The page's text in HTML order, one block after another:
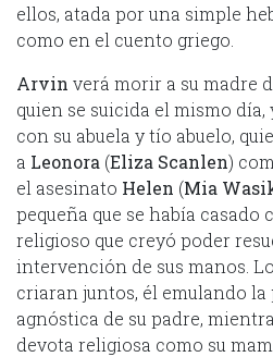
ellos, atada por una simple
como en el cuento griego.
Arvin verá morir a su madre
quien se suicida el mismo
con su abuela y tío abuelo,
a Leonora (Eliza Scanlen)
el asesinato Helen (Mia
pequeña que se había casado
religioso que creyó poder
intervención de sus manos.
criaran juntos, él emulando
agnóstica de su padre,
devota religiosa como su